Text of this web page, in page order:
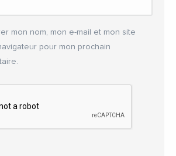
mon nom, mon e-mail et mon site
pour mon prochain